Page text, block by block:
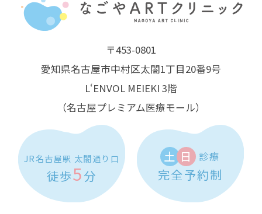
〒453-0801
愛知県名古屋市中村区太閤1丁目20番9号
L‘ENVOL MEIEKI 3階
（名古屋プレミアム医療モール）
JR名古屋駅 太閤通り口
徒歩5分
土 日 診療
完全予約制